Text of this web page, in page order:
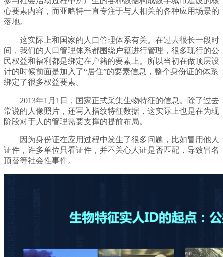
心要素内容，而亚略特一直专注于与人相关的各种应用场景的
落地。
这实际上和国家的人口管理体系有关。在过去很长一段时
间，我们的人口管理体系都围绕户籍进行管理，很多现行的公
民权益和福利都是绑定在户籍的要素上。所以当初在做顶层设
计的时候前面是加入了“居住”的要素信息，整个身份证的体系
绑定了很多权益要素。
2013年1月1日，国家正式采集生物特征的信息。除了过去
常说的人像照片，还写入指纹特征数据，这实际上也是在为现
阶段对于人的管理需要支撑的提前布局。
因为身份证在应用过程中发生了很多问题，比如冒用他人
证件，许多单位只看证件，并不关心人证是否匹配，导致冒名
顶替等社会性事件。